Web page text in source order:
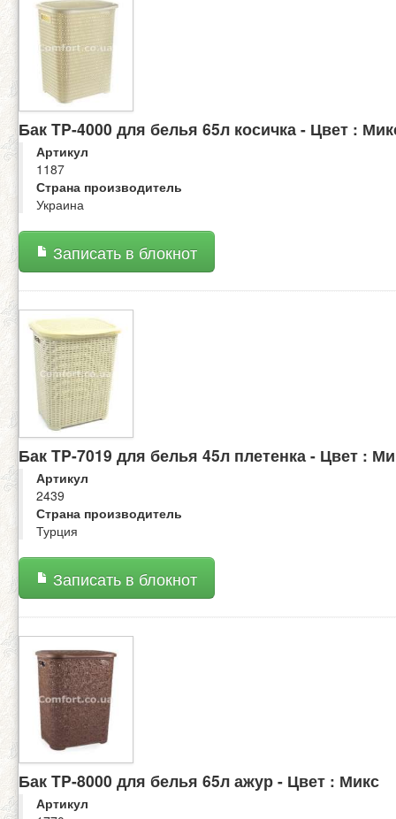
Бак TP-4000 для белья 65л косичка - Цвет :
Артикул
1187
Страна производитель
Украина
Записать в блокнот
Бак TP-7019 для белья 45л плетенка - Цвет :
Артикул
2439
Страна производитель
Турция
Записать в блокнот
Бак TP-8000 для белья 65л ажур - Цвет : Микс
Артикул